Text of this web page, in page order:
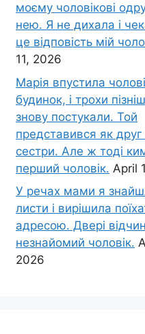
моєму чоловікові
нею. Я не дихала і
це відповість мій
11, 2026
Марія впустила
будинок, і трохи
знову постукали. Той
представився як друг
сестри. Але ж тоді
перший чоловік. April
У речах мами я
листи і вирішила
адресою. Двері
незнайомий чоловік.
2026